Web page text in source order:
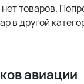
нет товаров.
в другой
авиации